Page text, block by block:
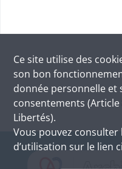
Ce site utilise des
son bon
donnée personnelle et
consentements
Libertés).
Vous pouvez
d’utilisation sur le lien